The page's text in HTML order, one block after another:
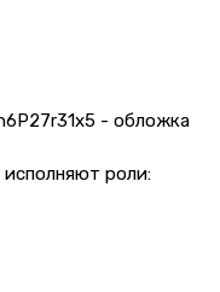
- обложка
роли: